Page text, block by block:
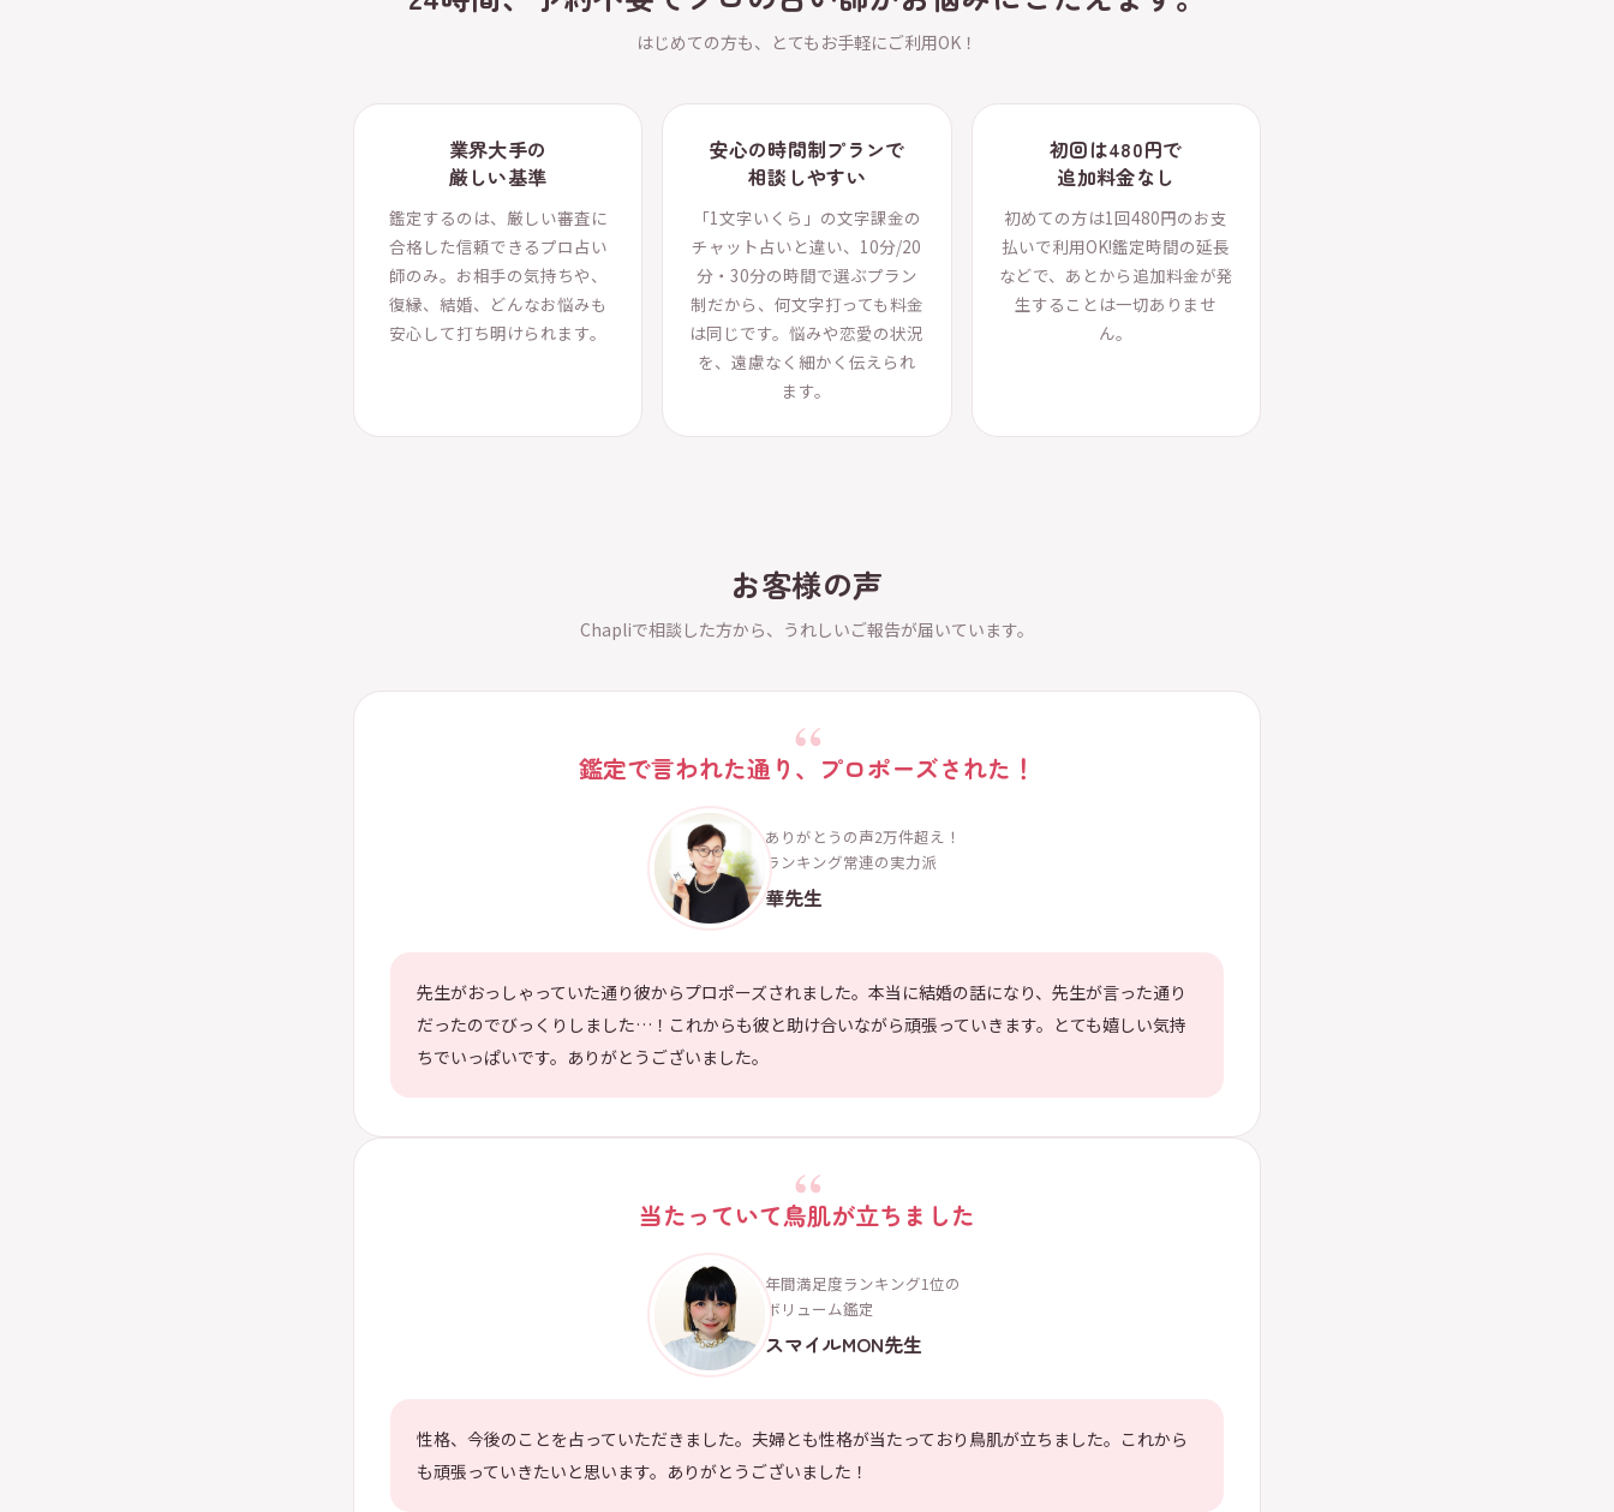
はじめての方も、とてもお手軽にご利用OK！
業界大手の
厳しい基準
鑑定するのは、厳しい審査に
合格した信頼できるプロ占い
師のみ。お相手の気持ちや、
復縁、結婚、どんなお悩みも
安心して打ち明けられます。
安心の時間制プランで
相談しやすい
「1文字いくら」の文字課金の
チャット占いと違い、10分/20
分・30分の時間で選ぶプラン
制だから、何文字打っても料金
は同じです。悩みや恋愛の状況
を、遠慮なく細かく伝えられ
ます。
初回は480円で
追加料金なし
初めての方は1回480円のお支
払いで利用OK!鑑定時間の延長
などで、あとから追加料金が発
生することは一切ありませ
ん。
お客様の声
Chapliで相談した方から、うれしいご報告が届いています。
鑑定で言われた通り、プロポーズされた！
ありがとうの声2万件超え！
ランキング常連の実力派
華先生
先生がおっしゃっていた通り彼からプロポーズされました。本当に結婚の話になり、先生が言った通り
だったのでびっくりしました…！これからも彼と助け合いながら頑張っていきます。とても嬉しい気持
ちでいっぱいです。ありがとうございました。
当たっていて鳥肌が立ちました
年間満足度ランキング1位の
ボリューム鑑定
スマイルMON先生
性格、今後のことを占っていただきました。夫婦とも性格が当たっており鳥肌が立ちました。これから
も頑張っていきたいと思います。ありがとうございました！